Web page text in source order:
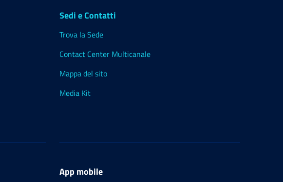
Sedi e Contatti
Trova la Sede
Contact Center Multicanale
Mappa del sito
Media Kit
App mobile